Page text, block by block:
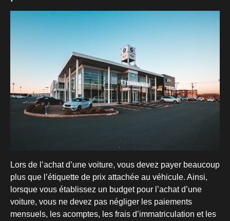
Lors de l’achat d’une voiture, vous devez payer beaucoup
plus que l’étiquette de prix attachée au véhicule. Ainsi,
lorsque vous établissez un budget pour l’achat d’une
voiture, vous ne devez pas négliger les paiements
mensuels, les acomptes, les frais d’immatriculation et les